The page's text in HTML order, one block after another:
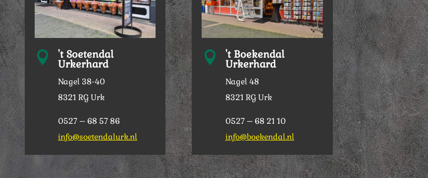
 't Soetendal
Urkerhard
Nagel 38-40
8321 RG Urk
0527 – 68 57 86
info@soetendalurk.nl
 't Boekendal
Urkerhard
Nagel 48
8321 RG Urk
0527 – 68 21 10
info@boekendal.nl